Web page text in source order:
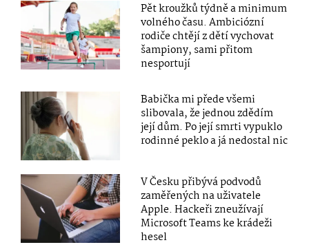
Pět kroužků týdně a minimum
volného času. Ambiciózní
rodiče chtějí z dětí vychovat
šampiony, sami přitom
nesportují
Babička mi přede všemi
slibovala, že jednou zdědím
její dům. Po její smrti vypuklo
rodinné peklo a já nedostal nic
V Česku přibývá podvodů
zaměřených na uživatele
Apple. Hackeři zneužívají
Microsoft Teams ke krádeži
hesel